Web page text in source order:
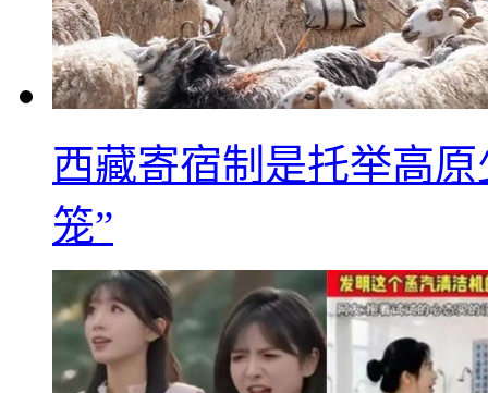
西藏寄宿制是托举高
笼”